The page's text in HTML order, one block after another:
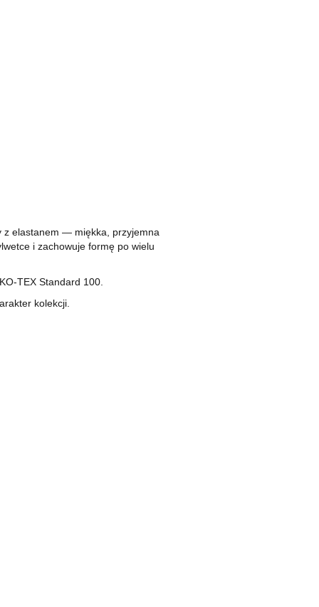
z elastanem — miękka, przyjemna
i zachowuje formę po wielu
TEX Standard 100.
kolekcji.